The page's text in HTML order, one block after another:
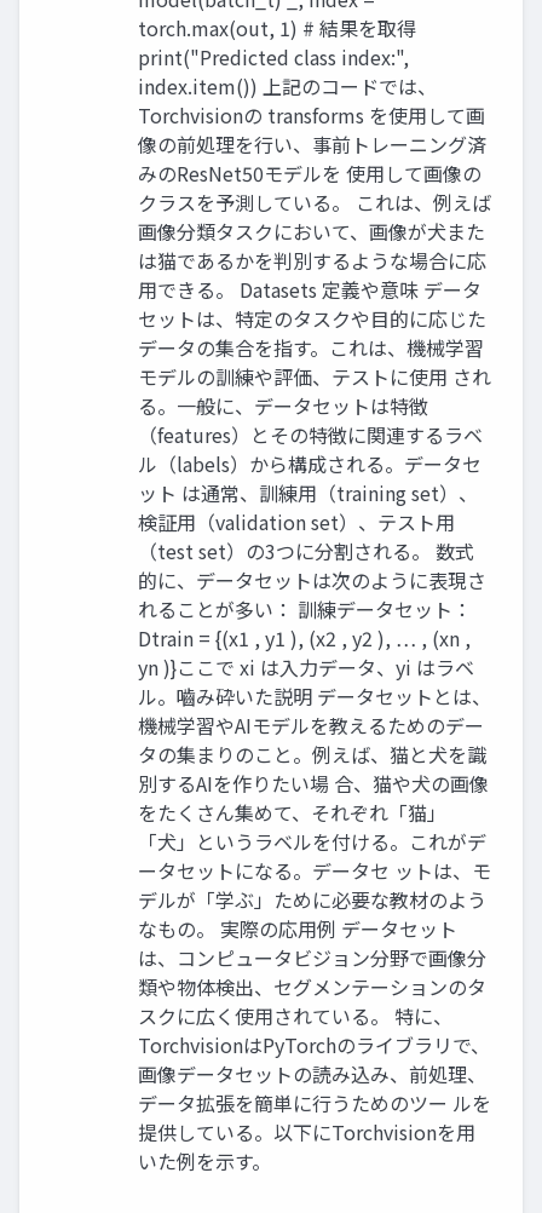
torch.max(out, 1) # 結果を取得
print("Predicted class index:",
index.item()) 上記のコードでは、
Torchvisionの transforms を使用して画
像の前処理を行い、事前トレーニング済
みのResNet50モデルを 使用して画像の
クラスを予測している。 これは、例えば
画像分類タスクにおいて、画像が犬また
は猫であるかを判別するような場合に応
用できる。 Datasets 定義や意味 データ
セットは、特定のタスクや目的に応じた
データの集合を指す。これは、機械学習
モデルの訓練や評価、テストに使用 され
る。一般に、データセットは特徴
（features）とその特徴に関連するラベ
ル（labels）から構成される。データセ
ット は通常、訓練用（training set）、
検証用（validation set）、テスト用
（test set）の3つに分割される。 数式
的に、データセットは次のように表現さ
れることが多い： 訓練データセット：
Dtrain = {(x1 , y1 ), (x2 , y2 ), … , (xn ,
yn )} ​ ​ ​ ​ ​ ​ ​ ここで xi は入力データ、yi はラベ
ル。 ​ ​ 嚙み砕いた説明 データセットとは、
機械学習やAIモデルを教えるためのデー
タの集まりのこと。例えば、猫と犬を識
別するAIを作りたい場 合、猫や犬の画像
をたくさん集めて、それぞれ「猫」
「犬」というラベルを付ける。これがデ
ータセットになる。データセ ットは、モ
デルが「学ぶ」ために必要な教材のよう
なもの。 実際の応用例 データセット
は、コンピュータビジョン分野で画像分
類や物体検出、セグメンテーションのタ
スクに広く使用されている。 特に、
TorchvisionはPyTorchのライブラリで、
画像データセットの読み込み、前処理、
データ拡張を簡単に行うためのツー ルを
提供している。以下にTorchvisionを用
いた例を示す。